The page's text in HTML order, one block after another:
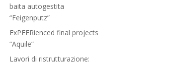
baita autogestita
“Feigenputz”
ExPEERienced final projects
“Aquile”
Lavori di ristrutturazione: